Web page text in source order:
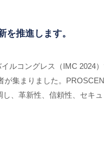
推進します。
ルコングレス（IMC 2024
集まりました。
、革新性、信頼性、セキ